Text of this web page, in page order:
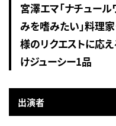
宮澤エマ「ナチュー
みを嗜みたい」料理
様のリクエストに応
けジューシー1品
出演者